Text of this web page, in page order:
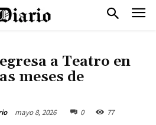
a Teatro en
meses de
mayo 8, 2026 0 77